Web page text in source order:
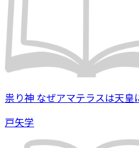
祟り神 なぜアマテラスは天皇
戸矢学